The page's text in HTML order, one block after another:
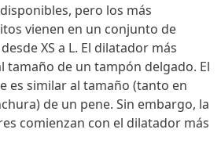
pero los más
vienen en un conjunto de
XS a L. El dilatador más
tamaño de un tampón delgado. El
es similar al tamaño (tanto en
de un pene. Sin embargo, la
comienzan con el dilatador más